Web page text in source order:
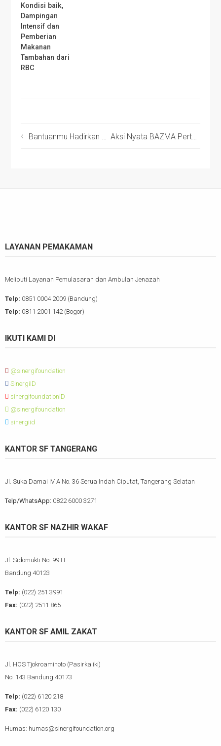
Kondisi baik,
Dampingan
Intensif dan
Pemberian
Makanan
Tambahan dari
RBC
Bantuanmu Hadirkan Dukungan untuk Mualaf yang Tengah Berjuang Menata Hidup di Jalan Hijrah
LAYANAN PEMAKAMAN
Meliputi Layanan Pemulasaran dan Ambulan Jenazah
Telp: 0851 0004 2009 (Bandung)
Telp: 0811 2001 142 (Bogor)
IKUTI KAMI DI
@sinergifoundation
SinergiID
sinergifoundationID
@sinergifoundation
sinergiid
KANTOR SF TANGERANG
Jl. Suka Damai IV A No. 36 Serua Indah Ciputat, Tangerang Selatan
Telp/WhatsApp: 0822 6000 3271
KANTOR SF NAZHIR WAKAF
Jl. Sidomukti No. 99 H
Bandung 40123
Telp: (022) 251 3991
Fax: (022) 2511 865
KANTOR SF AMIL ZAKAT
Jl. HOS Tjokroaminoto (Pasirkaliki)
No. 143 Bandung 40173
Telp: (022) 6120 218
Fax: (022) 6120 130
Humas: humas@sinergifoundation.org